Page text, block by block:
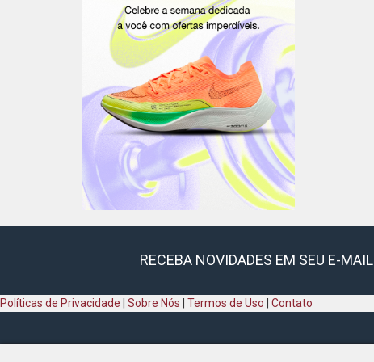
RECEBA NOVIDADES EM SEU E-MAIL
Políticas de Privacidade Sobre Nós Termos de Uso Contato